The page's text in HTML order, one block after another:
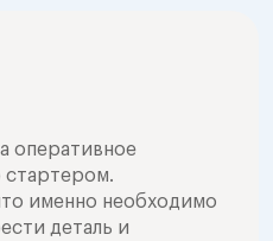
оперативное
именно необходимо
деталь и